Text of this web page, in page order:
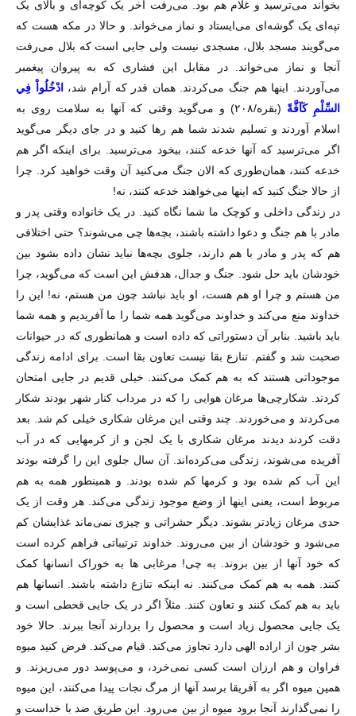
بخواند می‌ترسید و غلام هم بود. می‌رفت آخر یک کوچه‌ای و بالای یک
تپه‌ای یک گوشه‌ای می‌ایستاد و نماز می‌خواند. و حالا در مکه هست که
می‌گویند مسجد بلال، مسجدی نیست ولی جایی است که بلال می‌رفت
آنجا و نماز می‌خواند. در مقابل این فشاری که به پیروان پیغمبر
می‌آوردند. اینها هم جنگ می‌کردند. همان قدر که آرام شد،
ادْخُلُواْ فِي
السِّلْمِ كَآفَّةً
(بقره/۲۰۸) و می‌گوید وقتی که آنها به سلامت روی به
اسلام آوردند و تسلیم شدند شما هم رها کنید و در جای دیگر می‌گوید
اگر می‌ترسید که آنها خدعه کنند، بیخود می‌ترسید. برای اینکه اگر هم
خدعه کنند، همان‌طوری که الان جنگ می‌کنید آن وقت خواهید کرد. چرا
از حالا جنگ کنید که اینها می‌خواهند خدعه کنند، نه!
در زندگی داخلی و کوچک ما شما نگاه کنید. در یک خانواده وقتی پدر و
مادر با هم جنگ و دعوا داشته باشند، بچه‌ها چی می‌شوند؟ حتی اختلافی
هم که پدر و مادر با هم دارند، جلوی بچه‌ها نباید نشان داده بشود بین
خودشان باید حل شود. جنگ و جدال، هدفش این است که می‌گوید، چرا
من هستم و چرا او هم هست، او باید نباشد چون من هستم، نه! این را
خداوند منع می‌کند و خداوند می‌گوید همه شما را ما آفریدیم و همه شما
باید باشید. بنابر آن دستوراتی که داده است و همانطوری که در حیوانات
صحبت شد و گفتم. تنازع بقا نیست تعاون بقا است. برای ادامه زندگی
موجوداتی هستند که به هم کمک می‌کنند. خیلی قدیم در جایی امتحان
کردند. شکارچی‌ها مرغان هوایی را که در مرداب کنار شهر بودند شکار
می‌کردند و می‌خوردند. چند وقتی این مرغان شکاری خیلی کم شد. بعد
دقت کردند دیدند مرغان شکاری با یک لجن و از کرمهایی که در آب
آفریده می‌شوند، زندگی می‌کرده‌اند. آن سال جلوی این را گرفته بودند
این آب کم شده بود و کرمها کم شده بودند. و همینطور همه به هم
مربوط است، یعنی اینها از وضع موجود زندگی می‌کند. هر وقت از یک
حدی مرغان زیادتر بشوند. دیگر حشراتی و چیزی نمی‌ماند غذایشان کم
می‌شود و خودشان از بین می‌روند. خداوند ترتیباتی فراهم کرده است
که خود آنها از بین بروند. به چی! مرغابی ها به خوراک انسانها کمک
کنند. همه به هم کمک می‌کنند. نه اینکه تنازع داشته باشند. انسانها هم
باید به هم کمک کنند و تعاون کنند. مثلاً اگر در یک جایی قحطی است و
یک جایی محصول زیاد است و محصول را بردارند آنجا ببرند. حالا خود
بشر چون از اراده الهی دارد تجاوز می‌کند. قیام می‌کند. فرض کنید میوه
فراوان و هم ارزان است کسی نمی‌خرد، و می‌پوسد دور می‌ریزند. و
همین میوه اگر به آفریقا برسد آنها از مرگ نجات پیدا می‌کنند، این میوه
را نمی‌گذارند آنجا برود میوه از بین می‌رود. این طریق ضد با خداست و